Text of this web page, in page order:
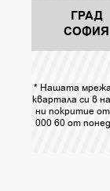
ГРАД
СОФИЯ
* Нашата мрежа
квартала си в
ни покритие
000 60 от